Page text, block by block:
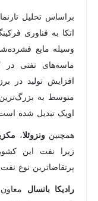
براساس تحلیل
اتکا به فناوری
وسیله مایع
ماسه‌های نفتی در
افزایش تولید در
متوسط به بزرگ‌ترین
اوپک تبدیل شده
همچنینونزوئلا،
زیرا نفت این
پرتقاضاترین نوع
رادیکا بانسال